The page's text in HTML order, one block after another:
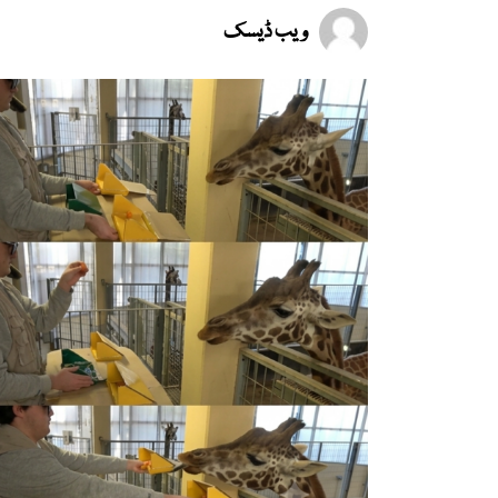
ویب ڈیسک